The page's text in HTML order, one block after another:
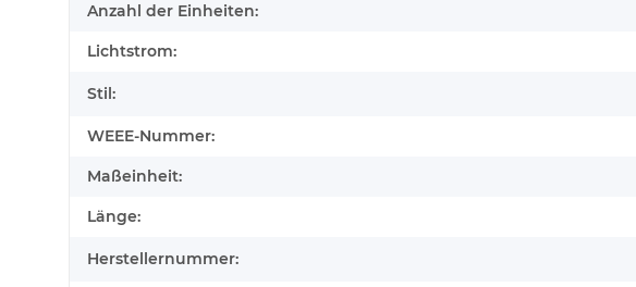
Anzahl der Einheiten:
Lichtstrom:
Stil:
WEEE-Nummer:
Maßeinheit:
Länge:
Herstellernummer: